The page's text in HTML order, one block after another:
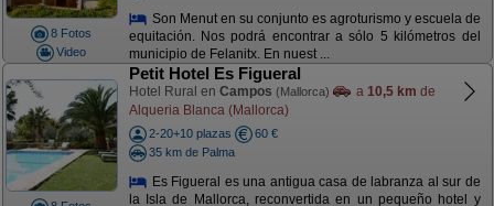
8 Fotos
Video
Son Menut en su conjunto es agroturismo y escuela de
equitación. Nos podrá encontrar a sólo 5 kilómetros del
municipio de Felanitx. En nuest ...
Petit Hotel Es Figueral
Hotel Rural en Campos (Mallorca) a 10,5 km de
Alqueria Blanca (Mallorca)
2-20+10 plazas
60 €
35 km de Palma
Es Figueral es una antigua casa de labranza al sur de
la Isla de Mallorca, reconvertida en un pequeño hotel y